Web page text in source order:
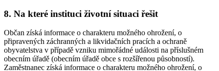
8. Na které instituci životní situaci řešit
Občan získá informace o charakteru možného ohrožení, o
připravených záchranných a likvidačních pracích a ochraně
obyvatelstva v případě vzniku mimořádné události na příslušném
obecním úřadě (obecním úřadě obce s rozšířenou působností).
Zaměstnanec získá informace o charakteru možného ohrožení, o